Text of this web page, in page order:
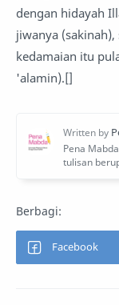
dengan hidayah
jiwanya
kedamaian itu
'alamin).[]